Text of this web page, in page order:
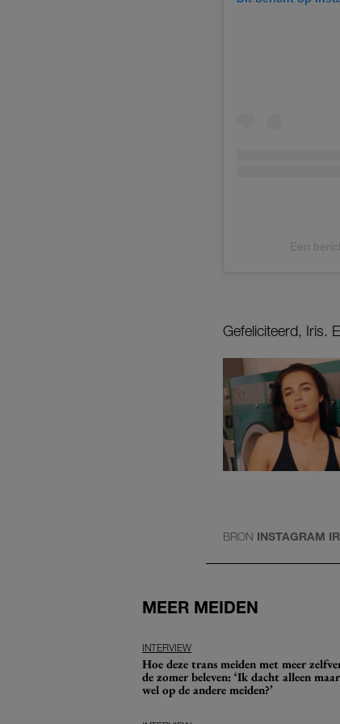
Een
Gefeliciteerd, Iris.
BRON INSTAGRAM
MEER MEIDEN
INTERVIEW
Hoe deze trans meiden met meer
de zomer beleven: ‘Ik dacht alleen
wel op de andere meiden?’